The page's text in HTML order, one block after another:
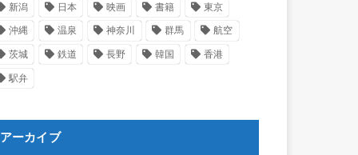
新潟 日本 映画 書籍 東京
沖縄 温泉 神奈川 群馬 航空
茨城 鉄道 長野 韓国 香港
駅弁
アーカイブ